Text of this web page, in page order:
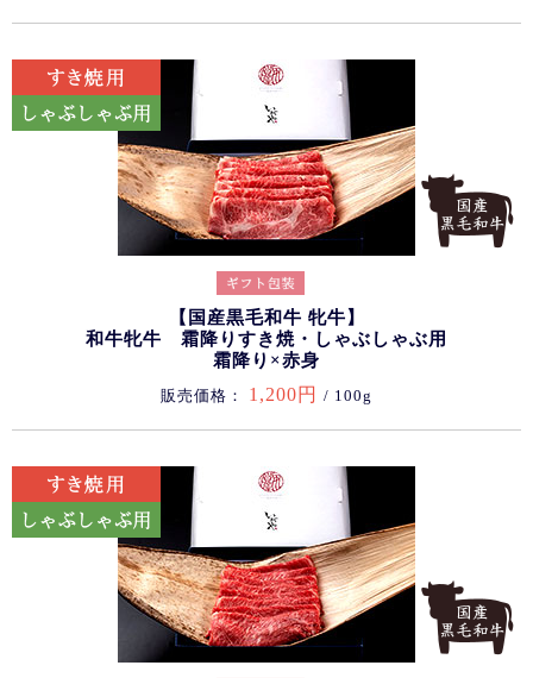
【国産黒毛和牛 牝牛】
和牛牝牛 霜降りすき焼・しゃぶしゃぶ用
霜降り×赤身
販売価格： 1,200円 / 100g